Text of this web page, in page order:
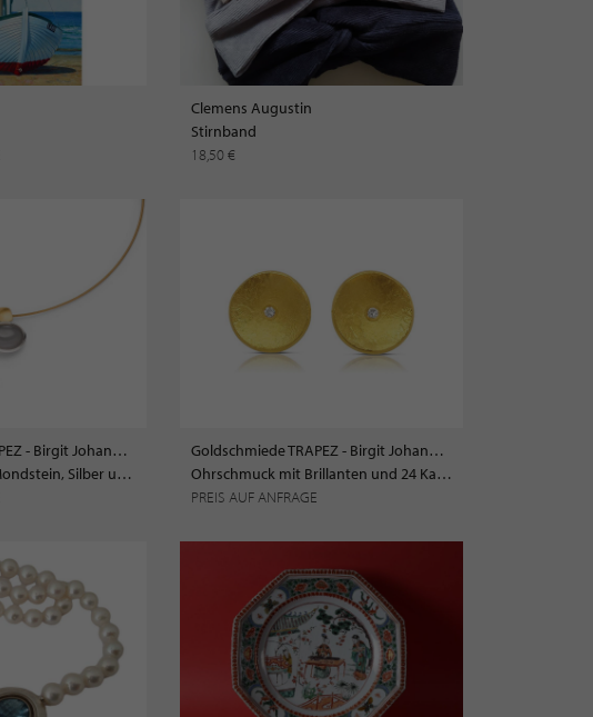
Clemens Augustin
Stirnband
18,50 €
Goldschmiede TRAPEZ - Birgit Johannsen
Halsschmuck mit Mondstein, Silber und 22kt Gold
Goldschmiede TRAPEZ - Birgit Johannsen
Ohrschmuck mit Brillanten und 24 Karat Goldplattierung
PREIS AUF ANFRAGE